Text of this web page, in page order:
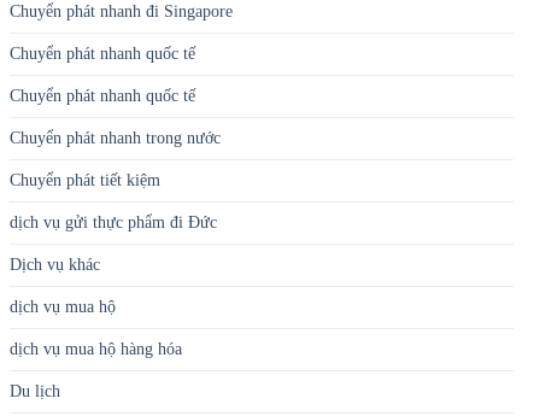
Chuyển phát nhanh đi Singapore
Chuyển phát nhanh quốc tế
Chuyển phát nhanh quốc tế
Chuyển phát nhanh trong nước
Chuyển phát tiết kiệm
dịch vụ gửi thực phẩm đi Đức
Dịch vụ khác
dịch vụ mua hộ
dịch vụ mua hộ hàng hóa
Du lịch